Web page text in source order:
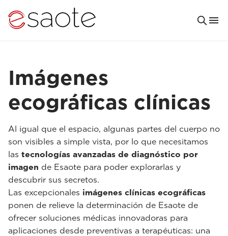
Imágenes
ecográficas clínicas
Al igual que el espacio, algunas partes del cuerpo no
son visibles a simple vista, por lo que necesitamos
las tecnologías avanzadas de diagnóstico por
imagen de Esaote para poder explorarlas y
descubrir sus secretos.
Las excepcionales imágenes clínicas ecográficas
ponen de relieve la determinación de Esaote de
ofrecer soluciones médicas innovadoras para
aplicaciones desde preventivas a terapéuticas: una